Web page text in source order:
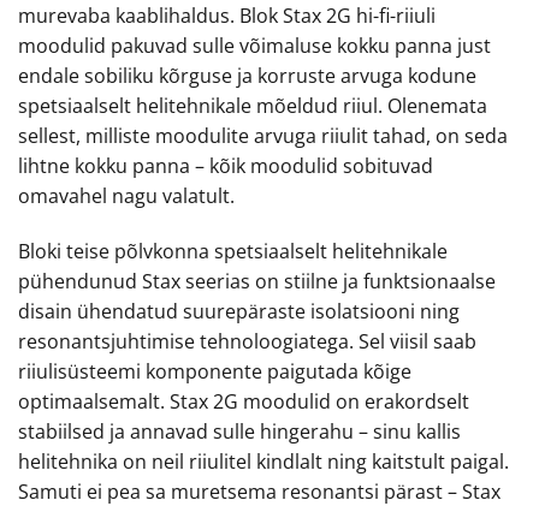
murevaba kaablihaldus. Blok Stax 2G hi-fi-riiuli
moodulid pakuvad sulle võimaluse kokku panna just
endale sobiliku kõrguse ja korruste arvuga kodune
spetsiaalselt helitehnikale mõeldud riiul. Olenemata
sellest, milliste moodulite arvuga riiulit tahad, on seda
lihtne kokku panna – kõik moodulid sobituvad
omavahel nagu valatult.
Bloki teise põlvkonna spetsiaalselt helitehnikale
pühendunud Stax seerias on stiilne ja funktsionaalse
disain ühendatud suurepäraste isolatsiooni ning
resonantsjuhtimise tehnoloogiatega. Sel viisil saab
riiulisüsteemi komponente paigutada kõige
optimaalsemalt. Stax 2G moodulid on erakordselt
stabiilsed ja annavad sulle hingerahu – sinu kallis
helitehnika on neil riiulitel kindlalt ning kaitstult paigal.
Samuti ei pea sa muretsema resonantsi pärast – Stax